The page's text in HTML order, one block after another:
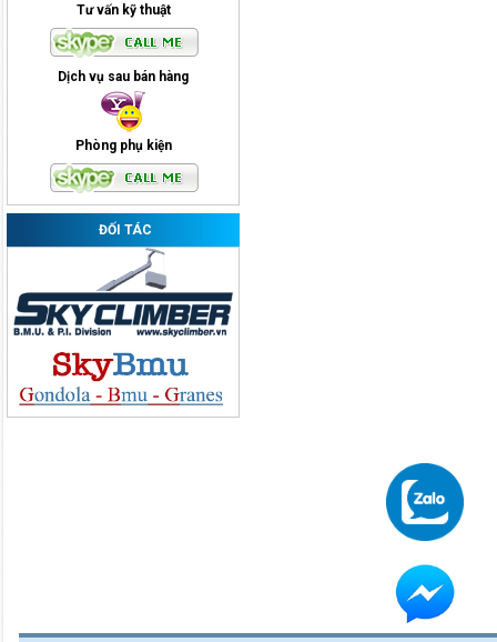
Tư vấn kỹ thuật
Dịch vụ sau bán hàng
Phòng phụ kiện
ĐỐI TÁC